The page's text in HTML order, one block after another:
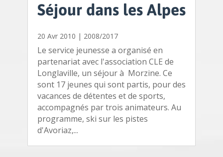
Séjour dans les Alpes
20 Avr 2010 | 2008/2017
Le service jeunesse a organisé en
partenariat avec l'association CLE de
Longlaville, un séjour à Morzine. Ce
sont 17 jeunes qui sont partis, pour des
vacances de détentes et de sports,
accompagnés par trois animateurs. Au
programme, ski sur les pistes
d'Avoriaz,...